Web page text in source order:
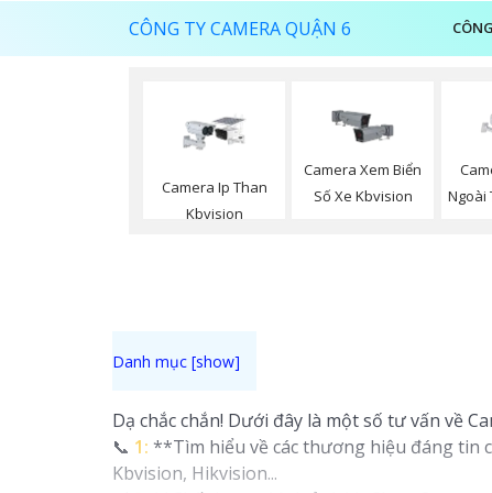
CÔNG TY CAMERA QUẬN 6
Camera Ip Than
Kbvision
Camera Xem Biển
Số Xe Kbvision
Ngoài
Dạ chắc chắn! Dưới đây là một số tư vấn về
📞 1: **Tìm hiểu về các thương hiệu đáng tin
Kbvision, Hikvision...